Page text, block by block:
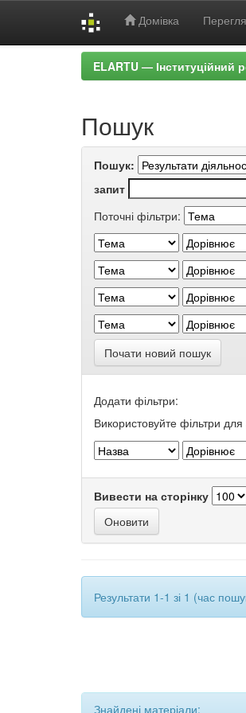
Домівка
ELARTU — Інституційний
Пошук
Пошук:
запит
Поточні фільтри:
Почати новий пошук
Додати фільтри:
Використовуйте фільтри
Вивести на сторінку
Результати 1-1 зі 1 (час
Знайдені матеріали: